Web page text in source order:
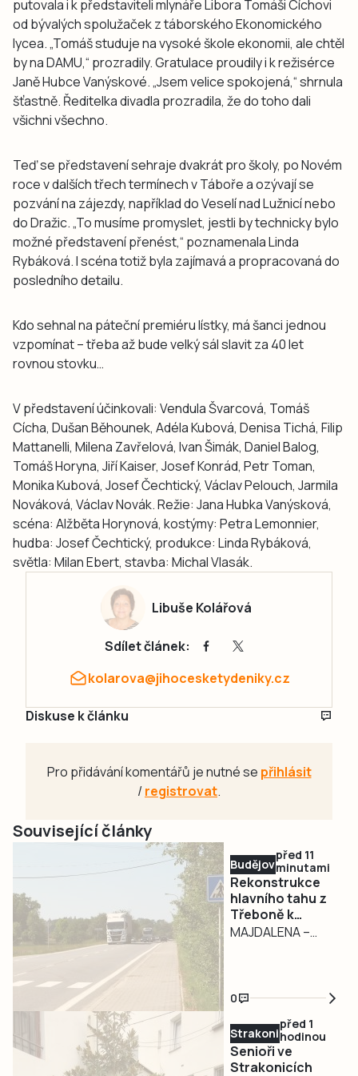
putovala i k představiteli mlynáře Libora Tomáši Cíchovi
od bývalých spolužaček z táborského Ekonomického
lycea. „Tomáš studuje na vysoké škole ekonomii, ale chtěl
by na DAMU,“ prozradily. Gratulace proudily i k režisérce
Janě Hubce Vanýskové. „Jsem velice spokojená,“ shrnula
šťastně. Ředitelka divadla prozradila, že do toho dali
všichni všechno.
Teď se představení sehraje dvakrát pro školy, po Novém
roce v dalších třech termínech v Táboře a ozývají se
pozvání na zájezdy, například do Veselí nad Lužnicí nebo
do Dražic. „To musíme promyslet, jestli by technicky bylo
možné představení přenést,“ poznamenala Linda
Rybáková. I scéna totiž byla zajímavá a propracovaná do
posledního detailu.
Kdo sehnal na páteční premiéru lístky, má šanci jednou
vzpomínat – třeba až bude velký sál slavit za 40 let
rovnou stovku…
V představení účinkovali: Vendula Švarcová, Tomáš
Cícha, Dušan Běhounek, Adéla Kubová, Denisa Tichá, Filip
Mattanelli, Milena Zavřelová, Ivan Šimák, Daniel Balog,
Tomáš Horyna, Jiří Kaiser, Josef Konrád, Petr Toman,
Monika Kubová, Josef Čechtický, Václav Pelouch, Jarmila
Nováková, Václav Novák. Režie: Jana Hubka Vanýsková,
scéna: Alžběta Horynová, kostýmy: Petra Lemonnier,
hudba: Josef Čechtický, produkce: Linda Rybáková,
světla: Milan Ebert, stavba: Michal Vlasák.
Libuše Kolářová
Sdílet článek:
kolarova@jihocesketydeniky.cz
Diskuse k článku
Pro přidávání komentářů je nutné se přihlásit
/registrovat.
Související články
Budějovicko
před 11
minutami
Rekonstrukce
hlavního tahu z
Třeboně k
hranicím začne v
MAJDALENA –
komplikace na
průtahu silnice
I/24 Majdalenou
startuje už během
turistické sezóny.
0
Strakonicko
před 1
hodinou
Senioři ve
Strakonicích